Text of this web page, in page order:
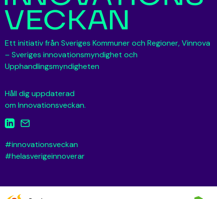
Ett initiativ från Sveriges Kommuner och Regioner, Vinnova
– Sveriges innovationsmyndighet och
Upphandlingsmyndigheten
Håll dig uppdaterad
om Innovationsveckan.
#innovationsveckan
#helasverigeinnoverar